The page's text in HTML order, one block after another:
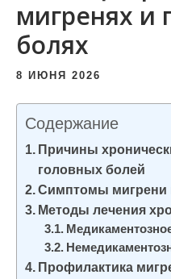
мигренях и
болях
8 ИЮНЯ 2026
Содержание
Причины
головных болей
Симптомы мигрени
Методы лечения
Профилактика